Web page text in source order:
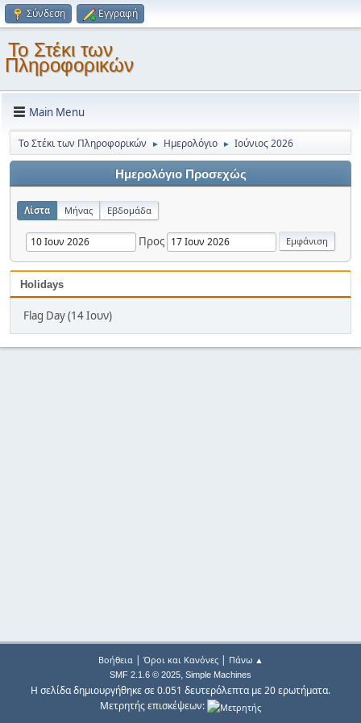
Σύνδεση Εγγραφή
Το Στέκι των
Πληροφορικών
Main Menu
Το Στέκι των Πληροφορικών ► Ημερολόγιο ► Ιούνιος 2026
Ημερολόγιο Προσεχώς
Λίστα Μήνας Εβδομάδα
Προς
Holidays
Flag Day (14 Ιουν)
Βοήθεια| Όροι και Κανόνες| Πάνω ▲
SMF 2.1.6 © 2025, Simple Machines
Η σελίδα δημιουργήθηκε σε 0.051 δευτερόλεπτα με 20 ερωτήματα.
Μετρητής επισκέψεων: